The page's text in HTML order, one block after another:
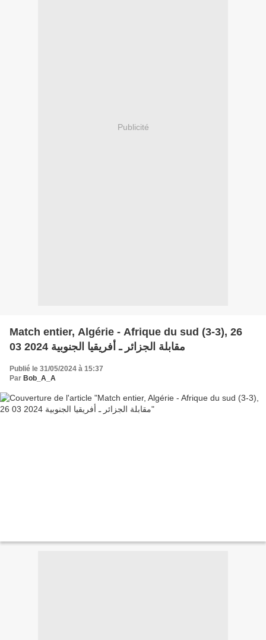
Publicité
Match entier, Algérie - Afrique du sud (3-3), 26
03 2024 مقابلة الجزائر ـ أفريقيا الجنوبية
Publié le 31/05/2024 à 15:37
Par Bob_A_A